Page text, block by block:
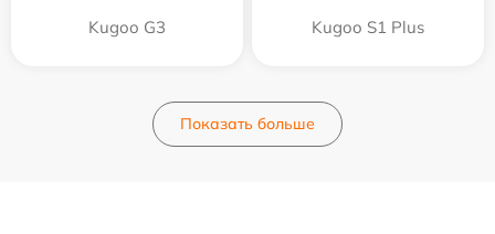
Kugoo G3 Kugoo S1 Plus
Показать больше